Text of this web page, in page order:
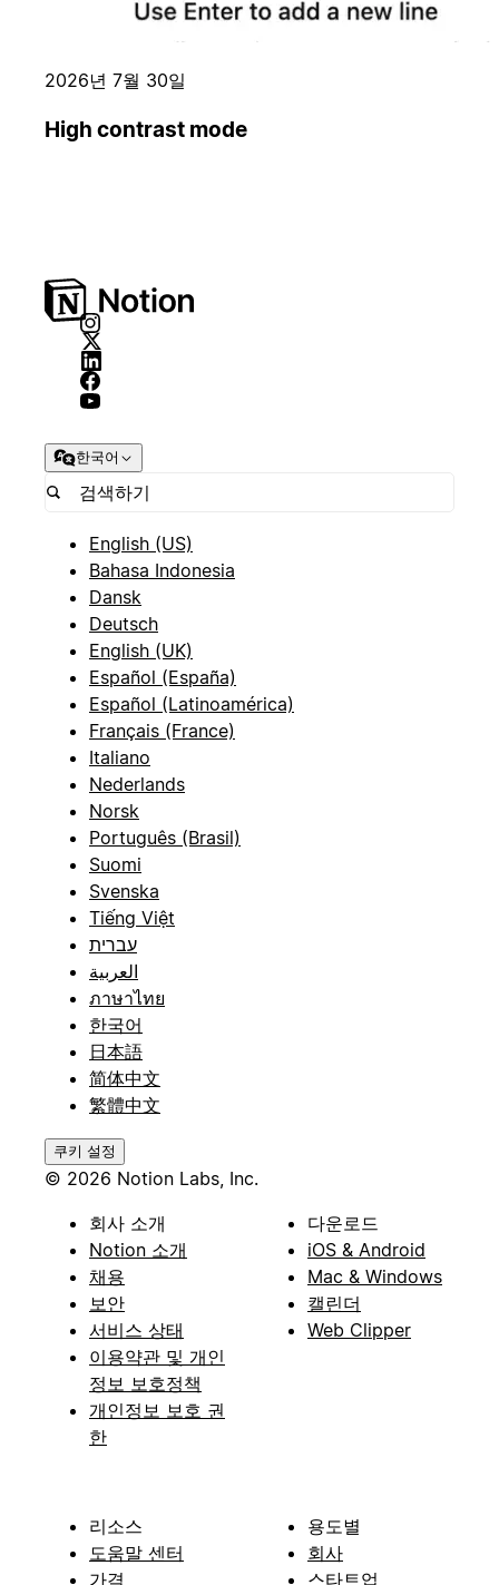
2026년 7월 30일
High contrast mode
한국어
English (US)
Bahasa Indonesia
Dansk
Deutsch
English (UK)
Español (España)
Español (Latinoamérica)
Français (France)
Italiano
Nederlands
Norsk
Português (Brasil)
Suomi
Svenska
Tiếng Việt
עברית
العربية
ภาษาไทย
한국어
日本語
简体中文
繁體中文
쿠키 설정
© 2026 Notion Labs, Inc.
회사 소개
Notion 소개
채용
보안
서비스 상태
이용약관 및 개인
정보 보호정책
개인정보 보호 권
한
다운로드
iOS & Android
Mac & Windows
캘린더
Web Clipper
리소스
도움말 센터
가격
용도별
회사
스타트업